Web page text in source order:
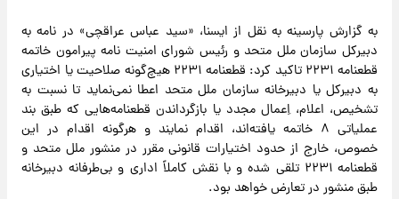
به گزارش پارسینه به نقل از ایسنا، «سید عباس عراقچی» در نامه به
دبیرکل سازمان ملل متحد و رئیس شورای امنیت نامه پیرامون خاتمه
قطعنامه ۲۲۳۱ تاکید کرد: قطعنامه ۲۲۳۱ هیچ‌گونه صلاحیت یا اختیاری
به دبیرکل یا دبیرخانه سازمان ملل متحد اعطا نمی‌نماید تا نسبت به
تشخیص، اعلام، اِعمال مجدد یا بازگرداندن قطعنامه‌هایی که طبق بند
عملیاتی ۸ خاتمه یافته‌اند، اقدام نمایند و هرگونه اقدام در این
خصوص، خارج از حدود اختیارات قانونی مقرر در منشور ملل متحد و
قطعنامه ۲۲۳۱ تلقی شده و با نقش کاملاً اداری و بی‌طرفانه دبیرخانه
طبق منشور در تعارض خواهد بود.